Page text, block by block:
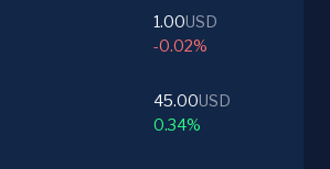
1.00USD
-0.02%
45.00USD
0.34%